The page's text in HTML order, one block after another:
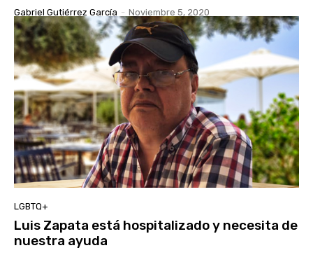
Gabriel Gutiérrez García - Noviembre 5, 2020
LGBTQ+
Luis Zapata está hospitalizado y necesita de
nuestra ayuda